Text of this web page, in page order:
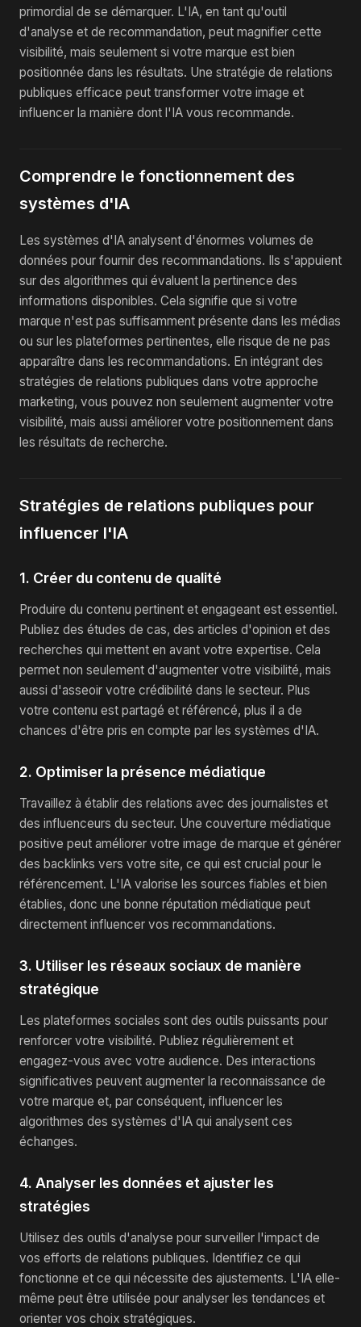
primordial de se démarquer. L'IA, en tant qu'outil
d'analyse et de recommandation, peut magnifier cette
visibilité, mais seulement si votre marque est bien
positionnée dans les résultats. Une stratégie de relations
publiques efficace peut transformer votre image et
influencer la manière dont l'IA vous recommande.
Comprendre le fonctionnement des
systèmes d'IA
Les systèmes d'IA analysent d'énormes volumes de
données pour fournir des recommandations. Ils s'appuient
sur des algorithmes qui évaluent la pertinence des
informations disponibles. Cela signifie que si votre
marque n'est pas suffisamment présente dans les médias
ou sur les plateformes pertinentes, elle risque de ne pas
apparaître dans les recommandations. En intégrant des
stratégies de relations publiques dans votre approche
marketing, vous pouvez non seulement augmenter votre
visibilité, mais aussi améliorer votre positionnement dans
les résultats de recherche.
Stratégies de relations publiques pour
influencer l'IA
1. Créer du contenu de qualité
Produire du contenu pertinent et engageant est essentiel.
Publiez des études de cas, des articles d'opinion et des
recherches qui mettent en avant votre expertise. Cela
permet non seulement d'augmenter votre visibilité, mais
aussi d'asseoir votre crédibilité dans le secteur. Plus
votre contenu est partagé et référencé, plus il a de
chances d'être pris en compte par les systèmes d'IA.
2. Optimiser la présence médiatique
Travaillez à établir des relations avec des journalistes et
des influenceurs du secteur. Une couverture médiatique
positive peut améliorer votre image de marque et générer
des backlinks vers votre site, ce qui est crucial pour le
référencement. L'IA valorise les sources fiables et bien
établies, donc une bonne réputation médiatique peut
directement influencer vos recommandations.
3. Utiliser les réseaux sociaux de manière
stratégique
Les plateformes sociales sont des outils puissants pour
renforcer votre visibilité. Publiez régulièrement et
engagez-vous avec votre audience. Des interactions
significatives peuvent augmenter la reconnaissance de
votre marque et, par conséquent, influencer les
algorithmes des systèmes d'IA qui analysent ces
échanges.
4. Analyser les données et ajuster les
stratégies
Utilisez des outils d'analyse pour surveiller l'impact de
vos efforts de relations publiques. Identifiez ce qui
fonctionne et ce qui nécessite des ajustements. L'IA elle-
même peut être utilisée pour analyser les tendances et
orienter vos choix stratégiques.